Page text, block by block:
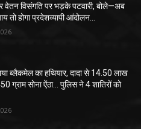
वेतन विसंगति पर भड़के पटवारी, बोले—अब
तो होगा प्रदेशव्यापी आंदोलन…
ब्लैकमेल का हथियार, दादा से 14.50 लाख
ग्राम सोना ऐंठा… पुलिस ने 4 शातिरों को